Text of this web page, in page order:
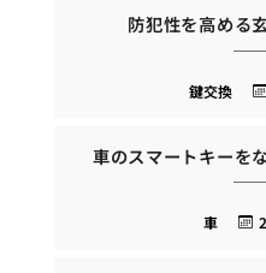
防犯性を高める
鍵交換
車のスマートキーを
車